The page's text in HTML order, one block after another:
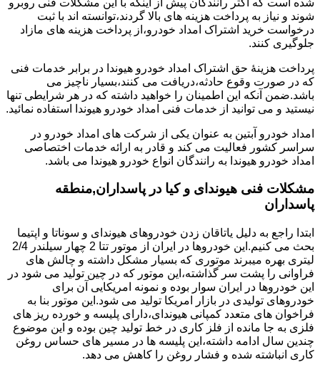
شده است که اکثر رانندگان پیش از اینکه با این مشکلات فنی روبرو
شوند و نیاز به پرداخت هزینه های بالا گردند،توانسته اند با ثبت
درخواست خرید اشتراک امداد خودرو،از پرداخت هزینه های مازاد
جلوگیری کنند.
پرداخت هزینۀ حق اشتراک امداد خودرو هیوندا در برابر خدمات فنی
که در صورت وقوع حادثه،دریافت می کنند،بسیار ناچیز می
باشد.ضمن آنکه این اطمینان را خواهید داشته که در هر شرایطی تنها
نیستید و می توانید از خدمات فنی امداد خودرو هیوندا استفاده نمائید.
امداد خودرو آبتین به عنوان یکی از شرکت های امداد خودرو در
سراسر کشور فعالیت می کند و قادر به ارائه خدمات اختصاصی
امداد خودرو هیوندا به رانندگان انواع خودرو هیوندا می باشد.
مشکلات فنی هیوندای و کیا در پاسداران,منطقه
پاسداران
ابتدا راجع به دلیل یاتاقان زدن خودروهای هیوندای و سوناتا و اپتیما
بحث می کنیم.این خودروها در ایران از موتور تتا 2 چهار سیلندر 2/4
لیتری بهره میبرند موتوری که بسیار مشکل داشته و چالش های
فراوانی را پشت سر گذاشته،این موتور که در چین تولید می شود در
این خودروها در ایران سوار بوده و نمونه امریکایی آن برای
خودروهای تولیدی در بازار امریکا تولید می شود.این موتور بنا به
فراخوان های متعدد کمپانی هیوندای،دارای پلیسه و خورده ریز های
فلزی به جا مانده از فلز کاری در خط تولید چین بوده و این موضوع
چندین سال ادامه داشته،این پلیسه ها در مسیر های حساس روغن
کاری انباشته شده و فشار روغن را کاهش می دهد.